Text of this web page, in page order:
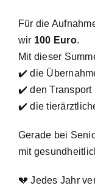
Für die
wir 100 Euro.
Mit dieser
✔️ die
✔️ den Transport
✔️ die
Gerade bei
mit
💔 Jedes Jahr